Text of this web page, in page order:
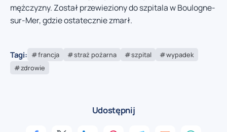
mężczyzny. Został przewieziony do szpitala w Boulogne-
sur-Mer, gdzie ostatecznie zmarł.
Tagi: francja straż pożarna szpital
wypadek
zdrowie
Udostępnij